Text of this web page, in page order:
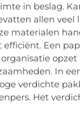
in beslag.
allen veel
materialen
Een
In
verdichte
Het